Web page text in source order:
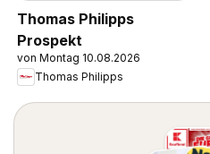
Thomas Philipps
Prospekt
von Montag 10.08.2026
Thomas Philipps